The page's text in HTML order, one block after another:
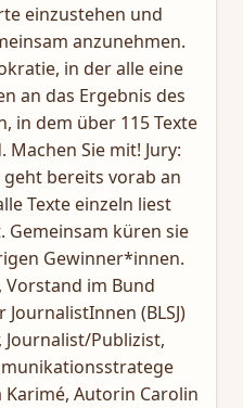
einzustehen und
anzunehmen.
in der alle eine
an das Ergebnis des
in dem über 115 Texte
Sie mit! Jury:
bereits vorab an
Texte einzeln liest
küren sie
Gewinner*innen.
Vorstand im Bund
(BLSJ)
Journalist/Publizist,
Autorin Carolin